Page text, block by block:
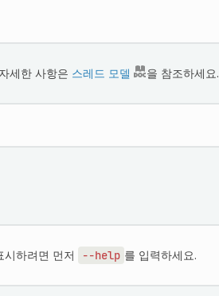
세한 사항은 스레드 모델 을 참조하세요.
시하려면 먼저 --help 를 입력하세요.